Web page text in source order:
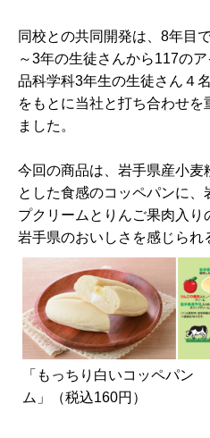
同校との共同開発は、8年目
～3年の生徒さんから117の
品科学科3年生の生徒さん４
をもとに当社と打ち合わせ
ました。
今回の商品は、岩手県産小麦
とした食感のコッペパンに
プクリームとりんご果肉入り
岩手県のおいしさを感じられ
「もっちり白いコッペパン
ム」（税込160円）